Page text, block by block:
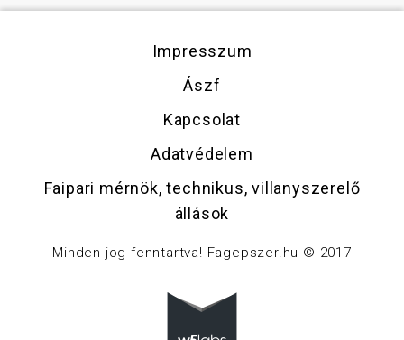
Impresszum
Ászf
Kapcsolat
Adatvédelem
Faipari mérnök, technikus, villanyszerelő
állások
Minden jog fenntartva! Fagepszer.hu © 2017